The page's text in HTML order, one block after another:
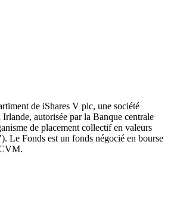
de iShares V plc, une société
autorisée par la Banque centrale
de placement collectif en valeurs
Le Fonds est un fonds négocié en bourse